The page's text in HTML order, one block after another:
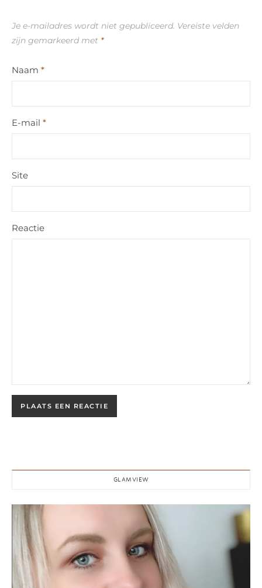
Je e-mailadres wordt niet gepubliceerd. Vereiste velden
zijn gemarkeerd met *
Naam *
E-mail *
Site
Reactie
GLAMVIEW